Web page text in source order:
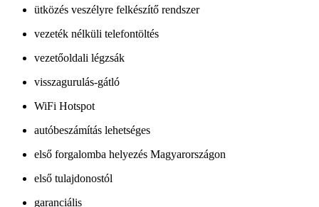
ütközés veszélyre felkészítő rendszer
vezeték nélküli telefontöltés
vezetőoldali légzsák
visszagurulás-gátló
WiFi Hotspot
autóbeszámítás lehetséges
első forgalomba helyezés Magyarországon
első tulajdonostól
garanciális